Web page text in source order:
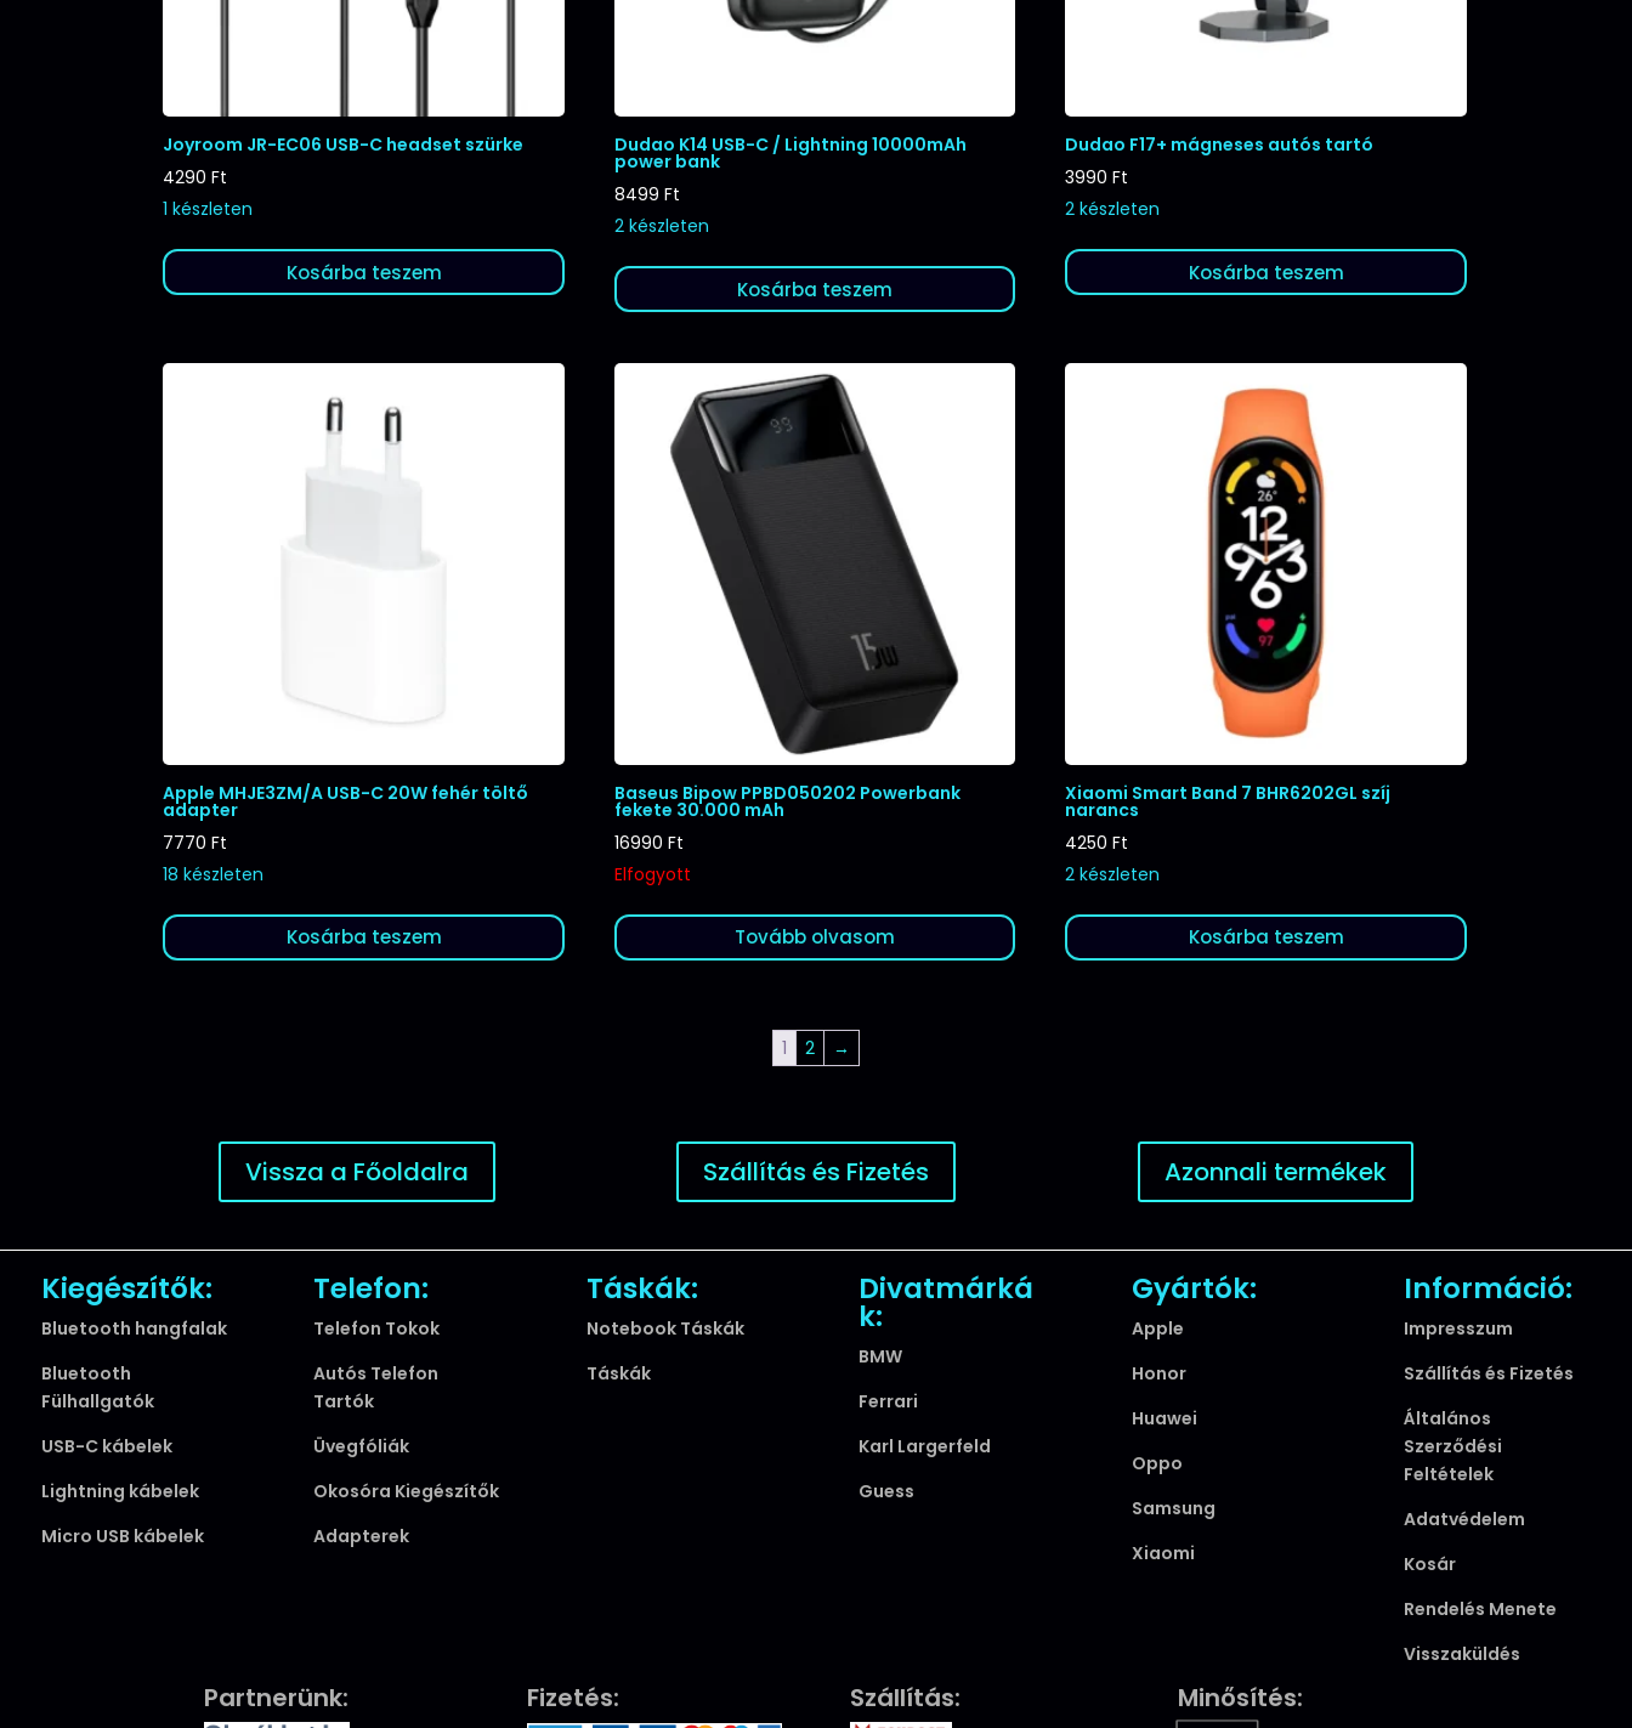
Joyroom JR-EC06 USB-C headset szürke
4290Ft
1 készleten
Kosárba teszem
Dudao K14 USB-C / Lightning 10000mAh
power bank
8499 Ft
2 készleten
Kosárba teszem
Dudao F17+ mágneses autós tartó
3990Ft
2 készleten
Kosárba teszem
Apple MHJE3ZM/A USB-C 20W fehér töltő
adapter
7770Ft
18 készleten
Kosárba teszem
Baseus Bipow PPBD050202 Powerbank
fekete 30.000 mAh
16990 Ft
Elfogyott
Tovább olvasom
Xiaomi Smart Band 7 BHR6202GL szíj
narancs
4250Ft
2 készleten
Kosárba teszem
1 2 →
Vissza a Főoldalra Szállítás és Fizetés Azonnali termékek
Kiegészítők:
Bluetooth hangfalak
Bluetooth
Fülhallgatók
USB-C kábelek
Lightning kábelek
Micro USB kábelek
Telefon:
Telefon Tokok
Autós Telefon
Tartók
Üvegfóliák
Okosóra Kiegészítők
Adapterek
Táskák:
Notebook Táskák
Táskák
Divatmárká
k:
BMW
Ferrari
Karl Largerfeld
Guess
Gyártók:
Apple
Honor
Huawei
Oppo
Samsung
Xiaomi
Információ:
Impresszum
Szállítás és Fizetés
Általános
Szerződési
Feltételek
Adatvédelem
Kosár
Rendelés Menete
Visszaküldés
Partnerünk: Fizetés: Szállítás: Minősítés: